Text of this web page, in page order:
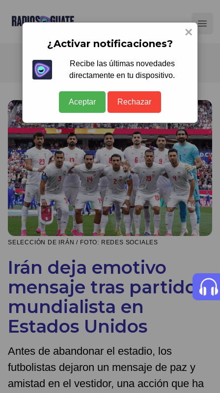
Radios Guate
SELECCIÓN DE IRÁN / FOTO: REDES SOCIALES
Irán deja emotivo
mensaje tras partido
mundialista en
Estados Unidos
Antes de abandonar el estadio, los
futbolistas dejaron un mensaje de paz y
amistad en el vestidor, una acción que ha
×
¿Activar notificaciones?
Recibe las últimas novedades
directamente en tu dispositivo.
Aceptar Rechazar